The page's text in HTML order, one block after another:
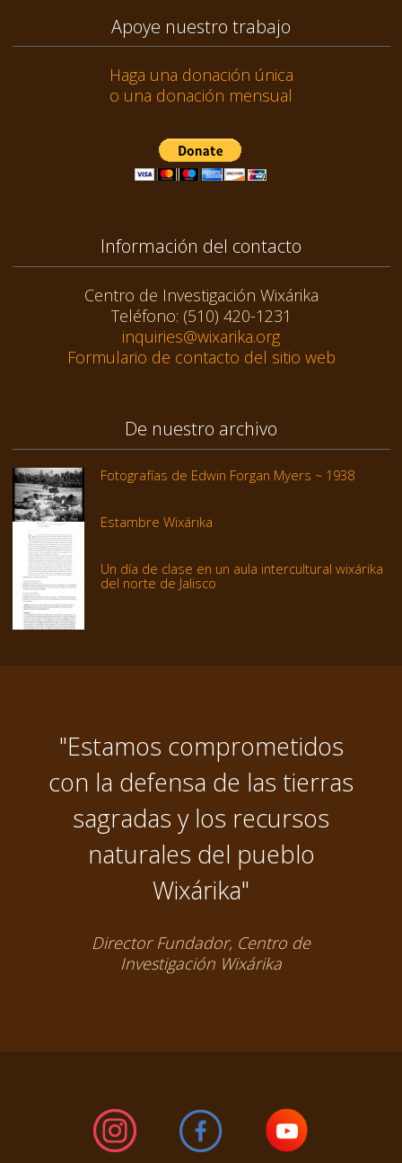
Apoye nuestro trabajo
Haga una donación única
o una donación mensual
Información del contacto
Centro de Investigación Wixárika
Teléfono: (510) 420-1231
inquiries@wixarika.org
Formulario de contacto del sitio web
De nuestro archivo
Fotografías de Edwin Forgan Myers ~ 1938
Estambre Wixárika
Un día de clase en un aula intercultural wixárika
del norte de Jalisco
"Estamos comprometidos
con la defensa de las tierras
sagradas y los recursos
naturales del pueblo
Wixárika"
Director Fundador, Centro de
Investigación Wixárika